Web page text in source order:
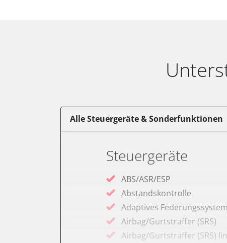
Alle Steuergeräte & Sonderfunktionen
Steuergeräte
ABS/ASR/ESP
Abstandskontrolle
Adaptives Federungssystem
Airbag/Gurtstraffer (SRS)
Airbag/Gurtstraffer (SRS)